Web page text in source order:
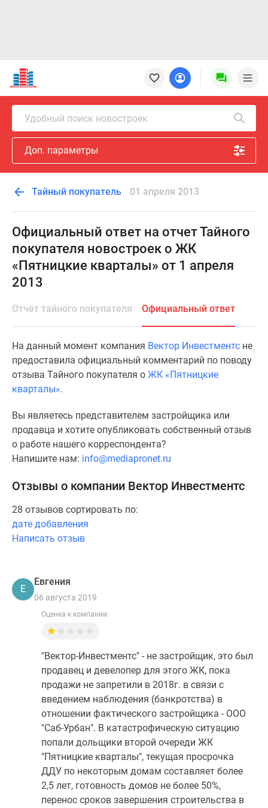
Новостройки
Квартиры
Ипотека
Новостройки
Москвы
Новостройки
Подмосковья
Новостройки
Москвы
Готовые
новостройки
Новостройки
карте
Специальные
Коммерческие
помещения
Продавцы
застройщики
новостроек
Видеообзор
новостроек
Экспертиза
новостроек
Москвы
Подмосковья
Студии
комнатные
комнатные
Ипотечный
калькулятор
Семейная
программы
Удобный поиск новостроек
Доп. параметры
Тайный покупатель 01 апреля 2013
Официальный ответ на отчет Тайного
покупателя новостроек о ЖК
«Пятницкие кварталы» от 1 апреля
2013
Отчёт тайного покупателя Официальный ответ
На данный момент компания Вектор Инвестментс не
предоставила официальный комментарий по поводу
отзыва Тайного покупателя о ЖК «Пятницкие
кварталы».
Вы являетесь представителем застройщика или
продавца и хотите опубликовать собственный отзыв
о работе нашего корреспондента?
Напишите нам: info@mediapronet.ru
Отзывы о компании Вектор Инвестментс
28 отзывов сортировать по:
дате добавления
Написать отзыв
Е
Евгения
06 августа 2019
Оценка к компании:
"Вектор-Инвестментс" - не застройщик, это был
продавец и девелопер для этого ЖК, пока
продажи не запретили в 2018г. в связи с
введением наблюдения (банкротства) в
отношении фактического застройщика - ООО
"Саб-Урбан". В катастрофическую ситуацию
попали дольщики второй очереди ЖК
"Пятницкие кварталы", текущая просрочка
ДДУ по некоторым домам составляет более
2,5 лет, готовность домов не более 50%,
перенос сроков завершения строительства в